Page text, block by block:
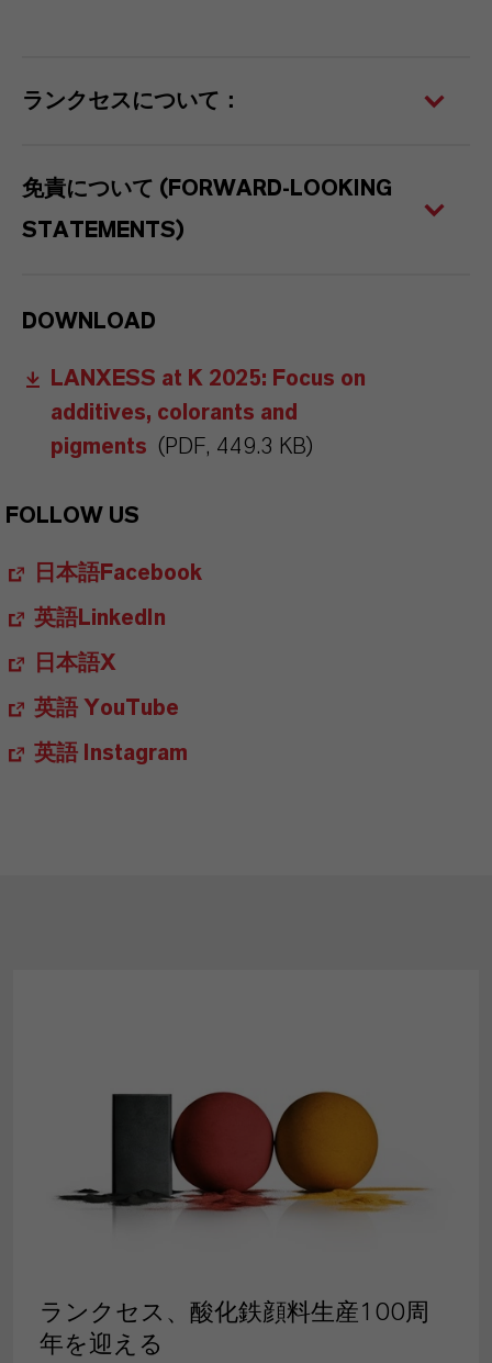
ランクセスについて：
免責について (FORWARD-LOOKING
STATEMENTS)
DOWNLOAD
LANXESS at K 2025: Focus on
additives, colorants and
pigments (PDF, 449.3 KB)
FOLLOW US
日本語Facebook
英語LinkedIn
日本語X
英語 YouTube
英語 Instagram
ランクセス、酸化鉄顔料生産100周
年を迎える